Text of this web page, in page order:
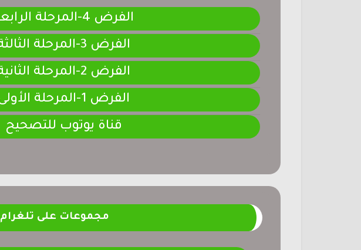
الفرض 4-المرحلة الرابعة
الفرض 3-المرحلة الثالثة
الفرض 2-المرحلة الثانية
الفرض 1-المرحلة الأولى
قناة يوتوب للتصحيح
مجموعات على تلغرام